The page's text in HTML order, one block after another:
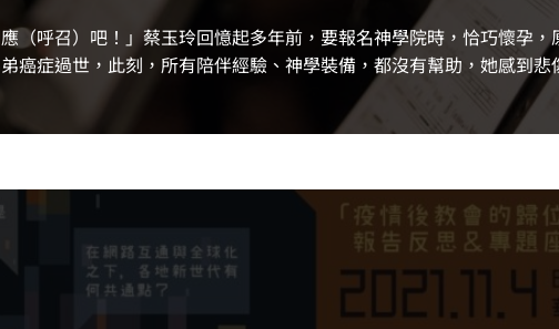
應（呼召）吧！」蔡玉玲回憶起多年前，要報名神學院時，恰巧懷孕
癌症過世，此刻，所有陪伴經驗、神學裝備，都沒有幫助，她感到